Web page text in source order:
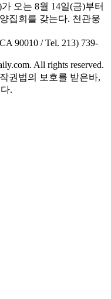
오는 8월 14일(금)부터
집회를 갖는다. 천관웅
90010 / Tel. 213) 739-
All rights reserved.
권법의 보호를 받은바,
.